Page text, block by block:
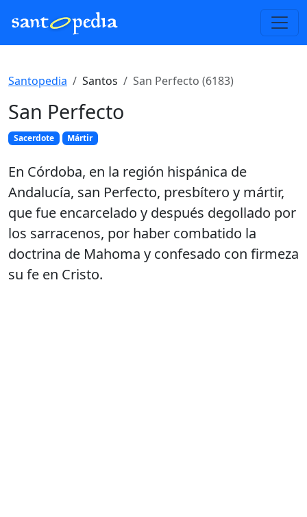
Santopedia Santos San Perfecto (6183)
San Perfecto
Sacerdote Mártir
En Córdoba, en la región hispánica de
Andalucía, san Perfecto, presbítero y mártir,
que fue encarcelado y después degollado por
los sarracenos, por haber combatido la
doctrina de Mahoma y confesado con firmeza
su fe en Cristo.